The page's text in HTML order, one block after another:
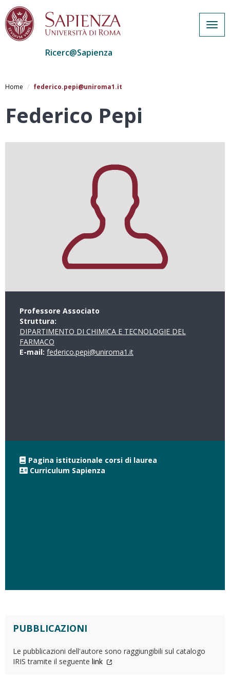
al
Ricerc@Sapienza
Home federico.pepi@uniroma1.it
Federico Pepi
Professore Associato
Struttura:
DIPARTIMENTO DI CHIMICA E TECNOLOGIE DEL
FARMACO
E-mail: federico.pepi@uniroma1.it
Pagina istituzionale corsi di laurea
Curriculum Sapienza
PUBBLICAZIONI
Le pubblicazioni dell'autore sono raggiungibili sul catalogo
IRIS tramite il seguente link